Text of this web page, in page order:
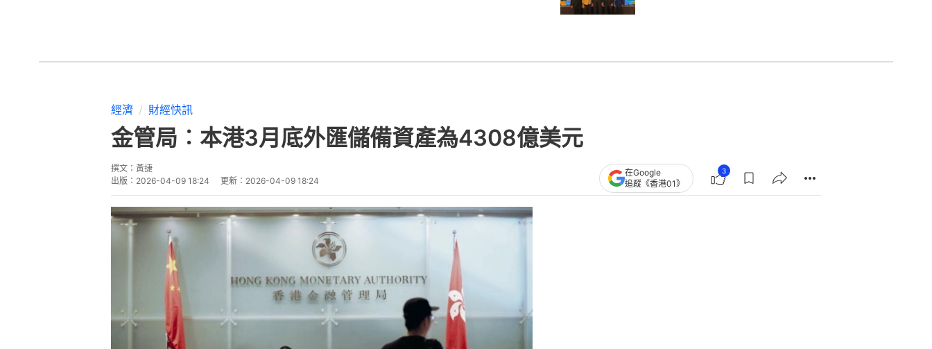
經濟 財經快訊
金管局︰本港3月底外匯儲備資產為4308億美元
撰文： 黃捷
出版： 2026-04-09 18:24 更新： 2026-04-09 18:24
在Google
追蹤《香港01》
3